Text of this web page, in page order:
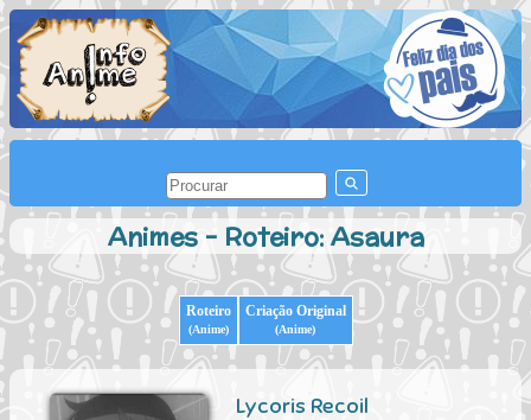
Animes - Roteiro: Asaura
Roteiro
(Anime)
Criação Original
(Anime)
Lycoris Recoil